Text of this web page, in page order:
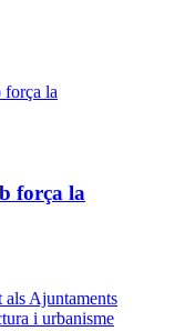
força la